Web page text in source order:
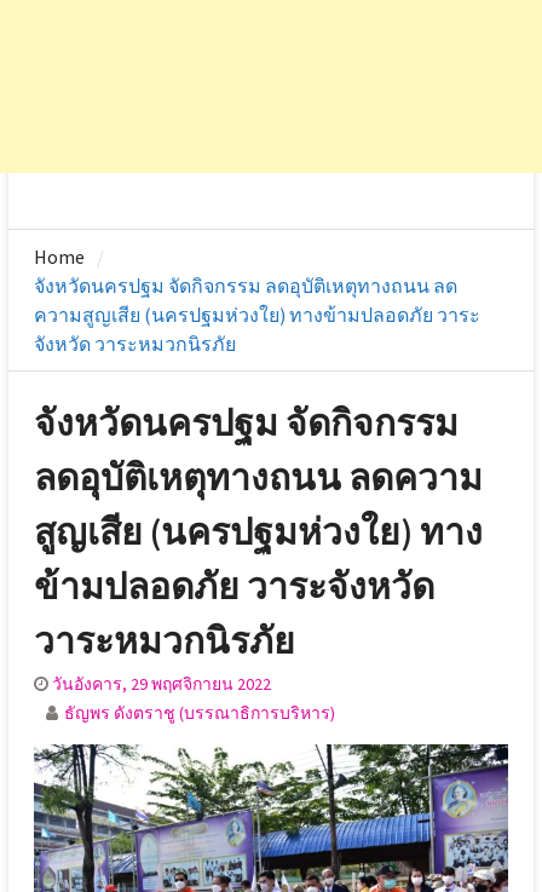
Home
จังหวัดนครปฐม จัดกิจกรรม ลดอุบัติเหตุทางถนน ลด
ความสูญเสีย (นครปฐมห่วงใย) ทางข้ามปลอดภัย วาระ
จังหวัด วาระหมวกนิรภัย
จังหวัดนครปฐม จัดกิจกรรม
ลดอุบัติเหตุทางถนน ลดความ
สูญเสีย (นครปฐมห่วงใย) ทาง
ข้ามปลอดภัย วาระจังหวัด
วาระหมวกนิรภัย
วันอังคาร, 29 พฤศจิกายน 2022
ธัญพร ดังตราชู (บรรณาธิการบริหาร)